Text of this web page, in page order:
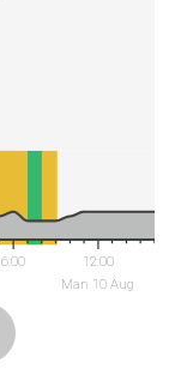
6:00
12:00
Man 10 Aug